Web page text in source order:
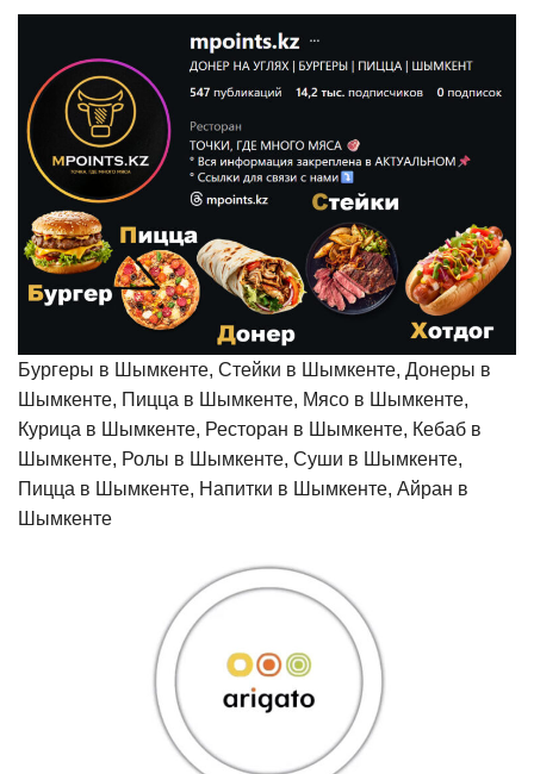
Бургеры в Шымкенте, Стейки в Шымкенте, Донеры в
Шымкенте, Пицца в Шымкенте, Мясо в Шымкенте,
Курица в Шымкенте, Ресторан в Шымкенте, Кебаб в
Шымкенте, Ролы в Шымкенте, Суши в Шымкенте,
Пицца в Шымкенте, Напитки в Шымкенте, Айран в
Шымкенте